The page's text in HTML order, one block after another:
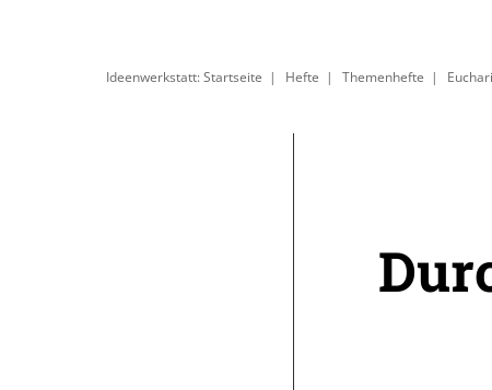
Ideenwerkstatt: Startseite Hefte Themenhefte